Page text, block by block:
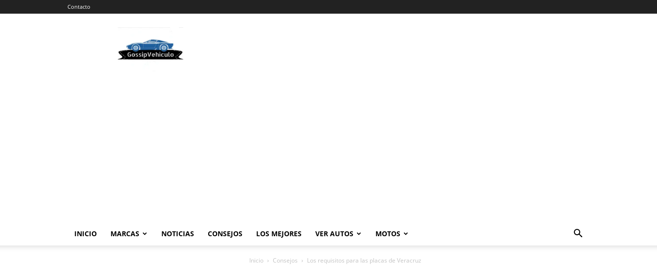
Contacto
Vehiculos
INICIO MARCAS NOTICIAS CONSEJOS LOS MEJORES VER AUTOS MOTOS
Inicio Consejos Los requisitos para las placas de Veracruz